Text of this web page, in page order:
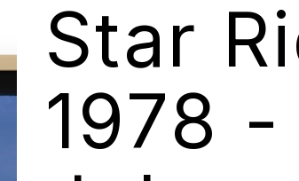
Star
1978 -